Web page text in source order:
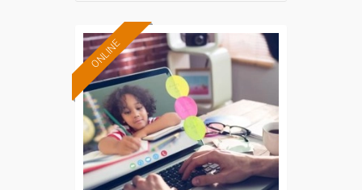
ONLINE
Formación 100%
subvencionada.
Para desempleados,
trabajadores y autónomos.
Sector